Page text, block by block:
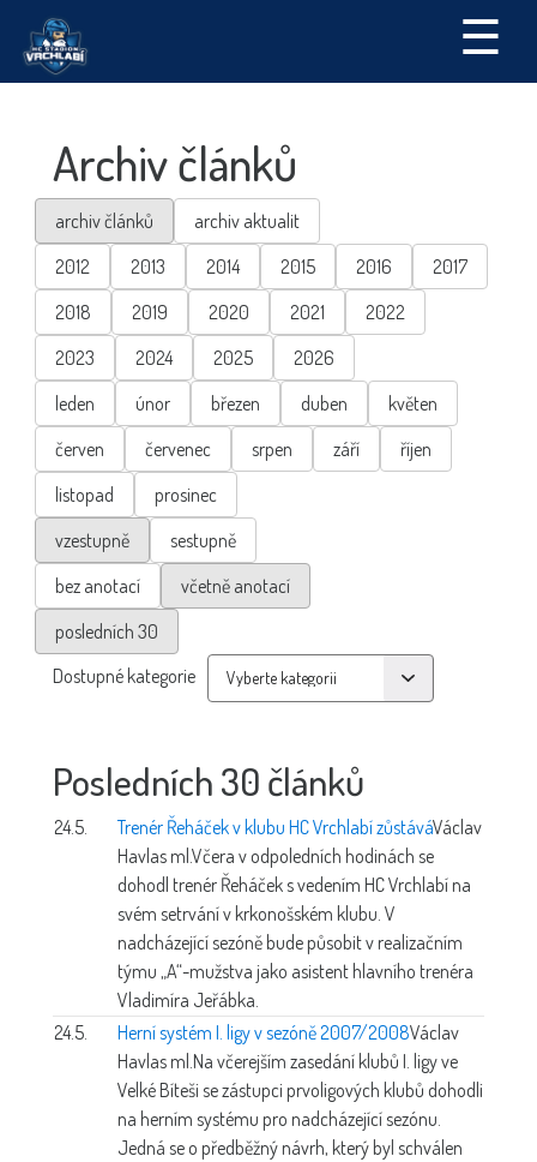
☰
Archiv článků
archiv článků
archiv aktualit
2012
2013 2014 2015 2016
2017
2018
2019 2020 2021
2022
2023
2024 2025
2026
leden
únor březen duben
květen
červen
červenec srpen září
říjen
listopad
prosinec
vzestupně
sestupně
bez anotací
včetně anotací
posledních 30
Dostupné kategorie
Posledních 30 článků
24.5. Trenér Řeháček v klubu HC Vrchlabí zůstáváVáclav
Havlas ml.Včera v odpoledních hodinách se
dohodl trenér Řeháček s vedením HC Vrchlabí na
svém setrvání v krkonošském klubu. V
nadcházející sezóně bude působit v realizačním
týmu „A“-mužstva jako asistent hlavního trenéra
Vladimíra Jeřábka.
24.5.
Herní systém I. ligy v sezóně 2007/2008Václav
Havlas ml. Na včerejším zasedání klubů I. ligy ve
Velké Bíteši se zástupci prvoligových klubů dohodli
na herním systému pro nadcházející sezónu.
Jedná se o předběžný návrh, který byl schválen